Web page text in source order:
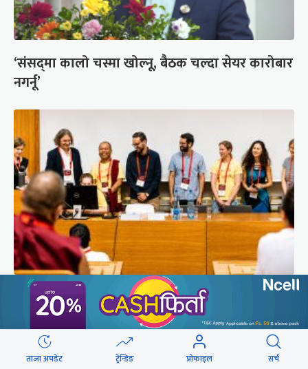
‘संसद्‍मा कालो चस्मा खोल्नू, बैठक चल्दा सेयर कारोबार
नगर्नू’
सुरक्षा रिपोर्ट : प्राज्ञिक आवरणमा तिब्बत पक्षीय भाष्य
निर्माणको योजना
ताजा अपडेट ट्रेन्डिङ प्रोफाइल सर्च